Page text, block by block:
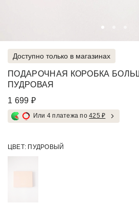
Доступно только в магазинах
ПОДАРОЧНАЯ КОРОБКА
ПУДРОВАЯ
1 699 ₽
Или 4 платежа по425 ₽
ЦВЕТ: ПУДРОВЫЙ